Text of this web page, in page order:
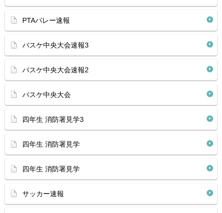
PTAバレー速報
バスケ中央大会速報3
バスケ中央大会速報2
バスケ中央大会
四年生 消防署見学3
四年生 消防署見学
四年生 消防署見学
サッカー速報